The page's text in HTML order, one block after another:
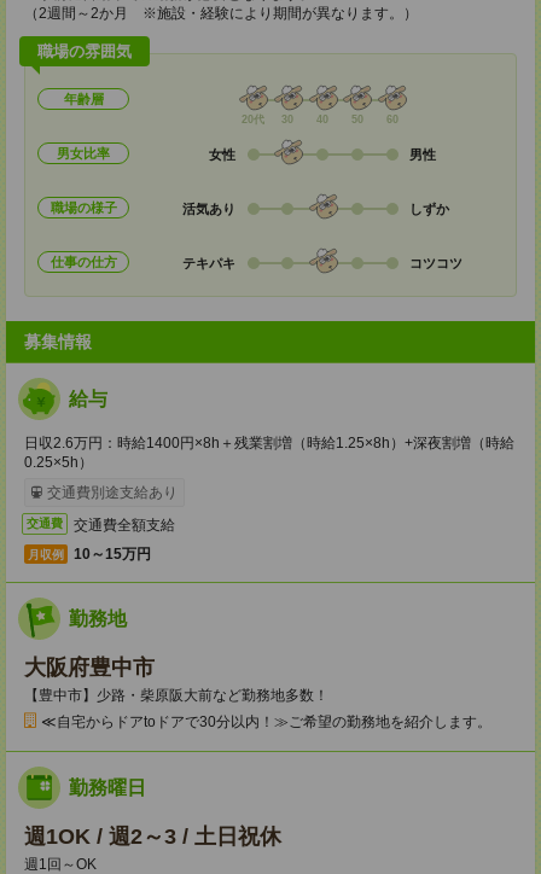
（2週間～2か月 ※施設・経験により期間が異なります。）
職場の雰囲気
年齢層
20代 30 40 50 60
男女比率 女性 男性
職場の様子 活気あり しずか
仕事の仕方 テキパキ コツコツ
募集情報
給与
日収2.6万円：時給1400円×8h＋残業割増（時給1.25×8h）+深夜割増（時給
0.25×5h）
交通費別途支給あり
交通費 交通費全額支給
月収例 10～15万円
勤務地
大阪府豊中市
【豊中市】少路・柴原阪大前など勤務地多数！
≪自宅からドアtoドアで30分以内！≫ご希望の勤務地を紹介します。
勤務曜日
週1OK / 週2～3 / 土日祝休
週1回～OK